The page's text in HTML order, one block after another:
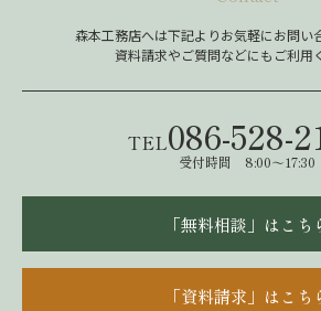
森本工務店へは下記よりお気軽にお問い
資料請求やご質問などにもご利用
TEL086-528-
受付時間 8:00～17:30
「無料相談」はこち
「資料請求」はこち